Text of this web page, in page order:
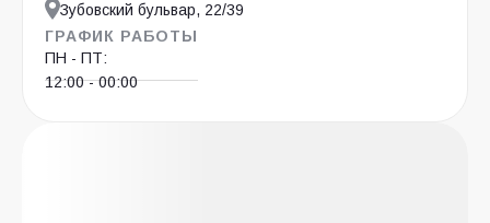
Зубовский бульвар, 22/39
ГРАФИК РАБОТЫ
ПН - ПТ:
12:00 - 00:00